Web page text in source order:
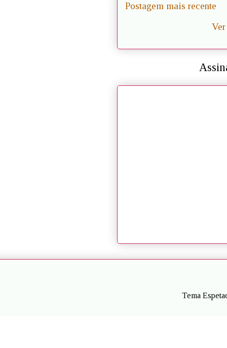
Postagem mais recente
Tema